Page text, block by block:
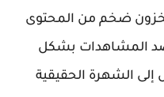
ضخم من المحتوى
المشاهدات بشكل
الشهرة الحقيقية